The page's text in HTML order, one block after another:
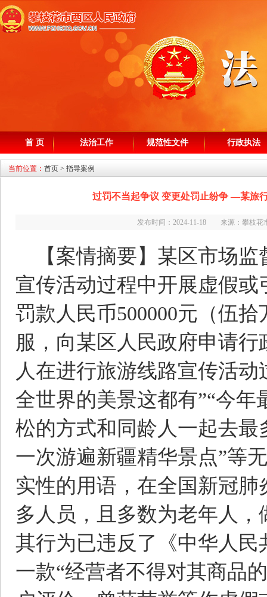
首 页 法治工作 规范性文件 行政执法
当前位置： 首页 > 指导案例
过罚不当起争议 变更处罚止纷争 —某旅
发布时间：2024-11-18 来源：攀枝
【案情摘要】某区市场
宣传活动过程中开展虚假
罚款人民币500000元（伍
服，向某区人民政府申请
人在进行旅游线路宣传活
全世界的美景这都有”“今年
松的方式和同龄人一起去最
一次游遍新疆精华景点”等
实性的用语，在全国新冠
多人员，且多数为老年人
其行为已违反了《中华人
一款“经营者不得对其商品